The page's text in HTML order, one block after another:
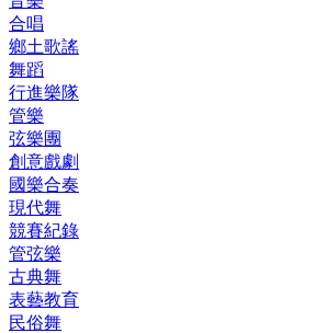
合唱
鄉土歌謠
舞蹈
行進樂隊
管樂
弦樂團
創意戲劇
國樂合奏
現代舞
競賽紀錄
管弦樂
古典舞
表藝教育
民俗舞